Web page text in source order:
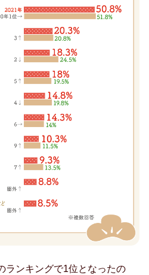
祝い
い
い
祝い
らしのお祝い・ギフト
・厄除け
ランキングで1位となったの